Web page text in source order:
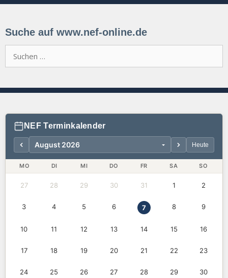
Suche auf www.nef-online.de
nach:
NEF Terminkalender
Heute
MO DI MI DO FR SA SO
27 28 29 30 31 1 2
3 4 5 6 7 8 9
10 11 12 13 14 15 16
17 18 19 20 21 22 23
24 25 26 27 28 29 30